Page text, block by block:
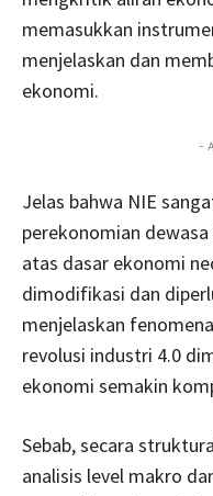
memasukkan
menjelaskan dan
ekonomi.
-
Jelas bahwa NIE
perekonomian
atas dasar ekonomi
dimodifikasi dan
menjelaskan
revolusi industri 4.0
ekonomi semakin
Sebab, secara
analisis level makro